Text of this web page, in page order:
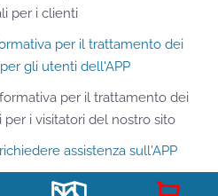
per i clienti
per il trattamento dei
gli utenti dell'APP
per il trattamento dei
per i visitatori del nostro sito
assistenza sull'APP